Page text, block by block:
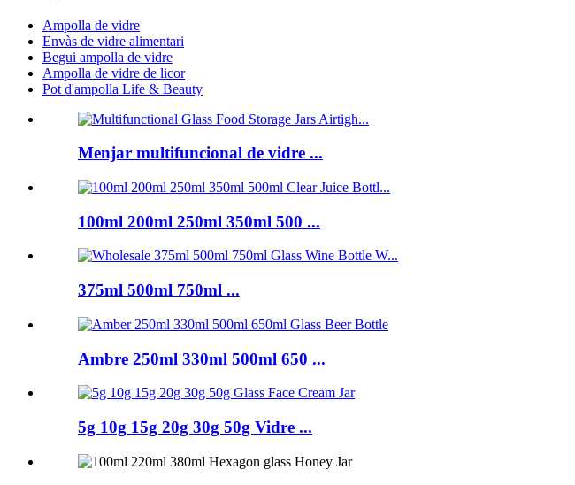
Ampolla de vidre
Envàs de vidre alimentari
Begui ampolla de vidre
Ampolla de vidre de licor
Pot d'ampolla Life & Beauty
Menjar multifuncional de vidre ...
100ml 200ml 250ml 350ml 500 ...
375ml 500ml 750ml ...
Ambre 250ml 330ml 500ml 650 ...
5g 10g 15g 20g 30g 50g Vidre ...